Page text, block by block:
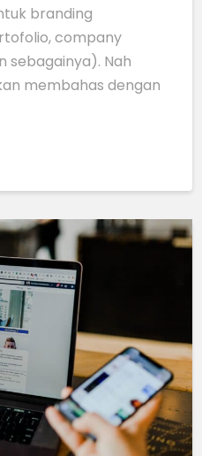
branding
company
sebagainya). Nah
membahas dengan